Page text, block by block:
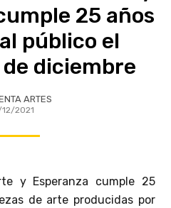
25 años
público el
diciembre
ARTES
2021
y Esperanza cumple 25
de arte producidas por